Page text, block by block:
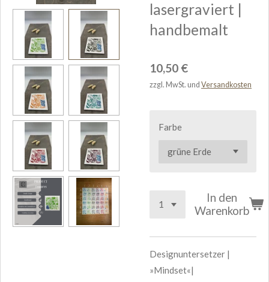
lasergraviert |
handbemalt
10,50 €
zzgl. MwSt. und Versandkosten
Farbe
In den
Warenkorb
Designuntersetzer |
»Mindset«|